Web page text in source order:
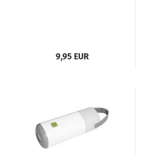
9,95 EUR